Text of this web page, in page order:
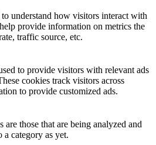
understand how visitors interact with
provide information on metrics the
traffic source, etc.
to provide visitors with relevant ads
cookies track visitors across
to provide customized ads.
are those that are being analyzed and
a category as yet.